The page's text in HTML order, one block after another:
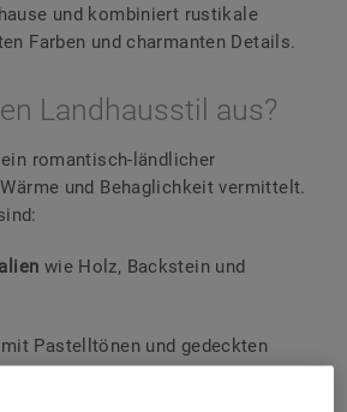
und kombiniert rustikale
Farben und charmanten Details.
Landhausstil aus?
romantisch-ländlicher
und Behaglichkeit vermittelt.
wie Holz, Backstein und
mit Pastelltönen und gedeckten